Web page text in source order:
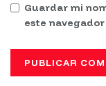
Guardar mi
este